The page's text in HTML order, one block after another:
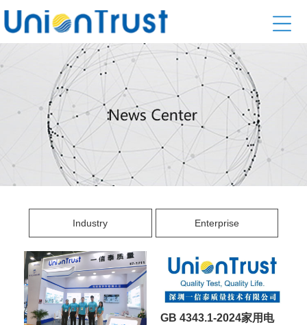
Industry Enterprise
GB 4343.1-2024家用电